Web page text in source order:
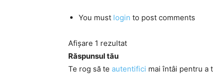
You must login to post comments
Afișare 1 rezultat
Răspunsul tău
Te rog să te autentifici mai întâi pentru a